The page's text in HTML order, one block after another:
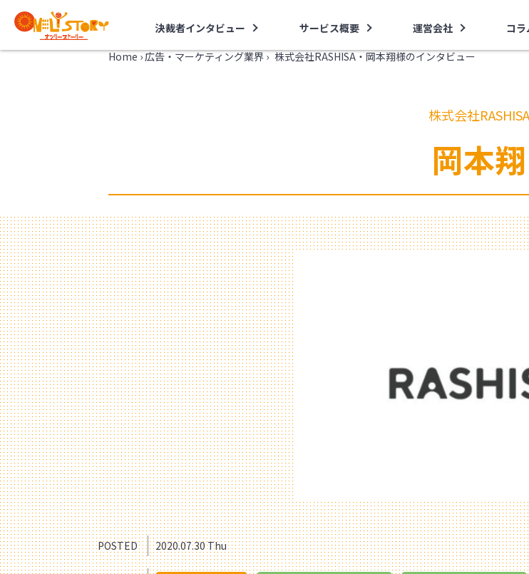
決裁者インタビュー サービス概要 運営会社 コラ
Home ›広告・マーケティング業界 › 株式会社RASHISA・岡本翔様のインタビュー
株式会社RASHISA
岡本翔
POSTED 2020.07.30 Thu